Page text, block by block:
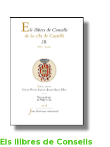
Els llibres de Consells